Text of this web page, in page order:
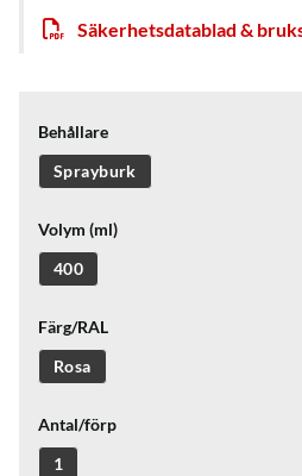
Säkerhetsdatablad &
Behållare
Sprayburk
Volym (ml)
400
Färg/RAL
Rosa
Antal/förp
1